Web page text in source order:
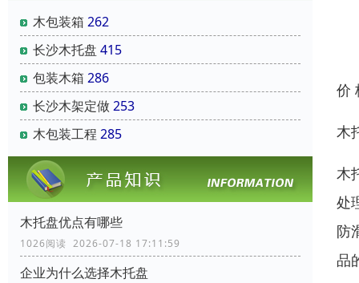
木包装箱 262
长沙木托盘 415
包装木箱 286
长沙木架定做253
木包装工程 285
木托盘优点有哪些
1026阅读 2026-07-18 17:11:59
企业为什么选择木托盘
价
木
木
处
防
品